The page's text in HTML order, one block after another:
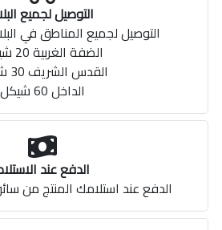
التوصيل لجميع
التوصيل لجميع المناطق في
الضفة الغربية 20 شيكل
القدس الشريف 30 شيكل
الداخل 60 شيكل
الدفع عند
الدفع عند استلامك المنتج من